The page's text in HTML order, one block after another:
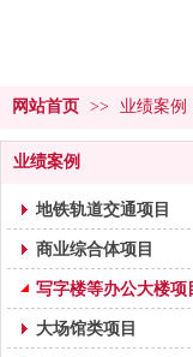
网站首页 >> 业绩案例
业绩案例
地铁轨道交通项目
商业综合体项目
写字楼等办公大楼项
大场馆类项目